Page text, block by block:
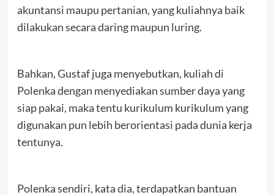
akuntansi maupu pertanian, yang kuliahnya baik
dilakukan secara daring maupun luring.
Bahkan, Gustaf juga menyebutkan, kuliah di
Polenka dengan menyediakan sumber daya yang
siap pakai, maka tentu kurikulum kurikulum yang
digunakan pun lebih berorientasi pada dunia kerja
tentunya.
Polenka sendiri, kata dia, terdapatkan bantuan